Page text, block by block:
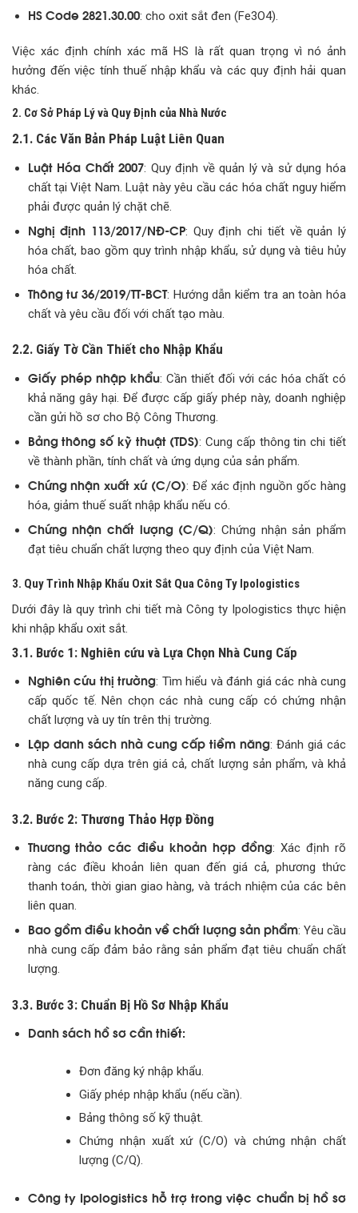
HS Code 2821.30.00: cho oxit sắt đen (Fe3O4).
Việc xác định chính xác mã HS là rất quan trọng vì nó ảnh
hưởng đến việc tính thuế nhập khẩu và các quy định hải quan
khác.
2. Cơ Sở Pháp Lý và Quy Định của Nhà Nước
2.1. Các Văn Bản Pháp Luật Liên Quan
Luật Hóa Chất 2007: Quy định về quản lý và sử dụng hóa
chất tại Việt Nam. Luật này yêu cầu các hóa chất nguy hiểm
phải được quản lý chặt chẽ.
Nghị định 113/2017/NĐ-CP: Quy định chi tiết về quản lý
hóa chất, bao gồm quy trình nhập khẩu, sử dụng và tiêu hủy
hóa chất.
Thông tư 36/2019/TT-BCT: Hướng dẫn kiểm tra an toàn hóa
chất và yêu cầu đối với chất tạo màu.
2.2. Giấy Tờ Cần Thiết cho Nhập Khẩu
Giấy phép nhập khẩu: Cần thiết đối với các hóa chất có
khả năng gây hại. Để được cấp giấy phép này, doanh nghiệp
cần gửi hồ sơ cho Bộ Công Thương.
Bảng thông số kỹ thuật (TDS): Cung cấp thông tin chi tiết
về thành phần, tính chất và ứng dụng của sản phẩm.
Chứng nhận xuất xứ (C/O): Để xác định nguồn gốc hàng
hóa, giảm thuế suất nhập khẩu nếu có.
Chứng nhận chất lượng (C/Q): Chứng nhận sản phẩm
đạt tiêu chuẩn chất lượng theo quy định của Việt Nam.
3. Quy Trình Nhập Khẩu Oxit Sắt Qua Công Ty Ipologistics
Dưới đây là quy trình chi tiết mà Công ty Ipologistics thực hiện
khi nhập khẩu oxit sắt.
3.1. Bước 1: Nghiên cứu và Lựa Chọn Nhà Cung Cấp
Nghiên cứu thị trường: Tìm hiểu và đánh giá các nhà cung
cấp quốc tế. Nên chọn các nhà cung cấp có chứng nhận
chất lượng và uy tín trên thị trường.
Lập danh sách nhà cung cấp tiềm năng: Đánh giá các
nhà cung cấp dựa trên giá cả, chất lượng sản phẩm, và khả
năng cung cấp.
3.2. Bước 2: Thương Thảo Hợp Đồng
Thương thảo các điều khoản hợp đồng: Xác định rõ
ràng các điều khoản liên quan đến giá cả, phương thức
thanh toán, thời gian giao hàng, và trách nhiệm của các bên
liên quan.
Bao gồm điều khoản về chất lượng sản phẩm: Yêu cầu
nhà cung cấp đảm bảo rằng sản phẩm đạt tiêu chuẩn chất
lượng.
3.3. Bước 3: Chuẩn Bị Hồ Sơ Nhập Khẩu
Danh sách hồ sơ cần thiết:
Đơn đăng ký nhập khẩu.
Giấy phép nhập khẩu (nếu cần).
Bảng thông số kỹ thuật.
Chứng nhận xuất xứ (C/O) và chứng nhận chất
lượng (C/Q).
Công ty Ipologistics hỗ trợ trong việc chuẩn bị hồ sơ